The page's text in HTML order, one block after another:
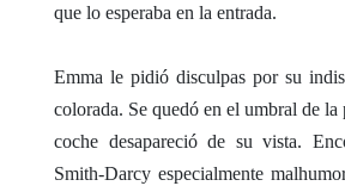
que lo esperaba en la entrada.
Emma le pidió disculpas por su
colorada. Se quedó en el umbral de la
coche desapareció de su vista.
Smith-Darcy especialmente